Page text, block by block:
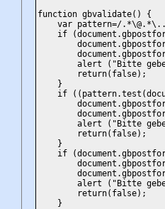
function gbvalidate() {
var pattern=/
if
alert ("Bitte geben
return(false);
}
if
alert ("Bitte geben
return(false);
}
if
alert ("Bitte geben
return(false);
}